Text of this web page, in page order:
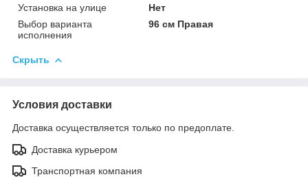
Установка на улице
Нет
Выбор варианта
исполнения
96 см Правая
Скрыть
Условия доставки
Доставка осуществляется только по предоплате.
Доставка курьером
Транспортная компания